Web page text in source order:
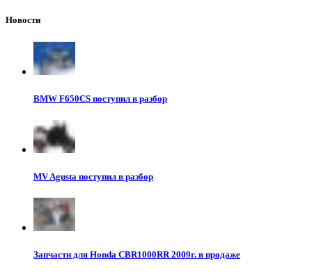
Новости
BMW F650CS поступил в разбор
MV Agusta поступил в разбор
Запчасти для Honda CBR1000RR 2009г. в продаже